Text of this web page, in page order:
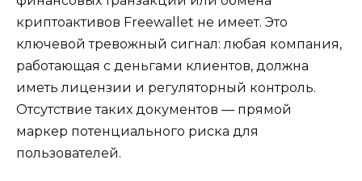
криптоактивов Freewallet не имеет. Это
ключевой тревожный сигнал: любая компания,
работающая с деньгами клиентов, должна
иметь лицензии и регуляторный контроль.
Отсутствие таких документов — прямой
маркер потенциального риска для
пользователей.